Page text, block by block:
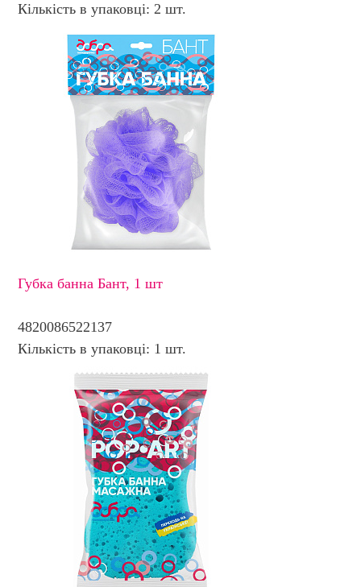
Кількість в упаковці: 2 шт.
Губка банна Бант, 1 шт
4820086522137
Кількість в упаковці: 1 шт.